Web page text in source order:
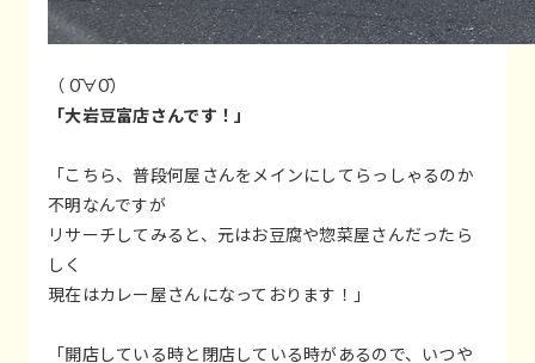
（ Ō∀Ō）
「大岩豆富店さんです！」
「こちら、普段何屋さんをメインにしてらっしゃるのか
不明なんですが
リサーチしてみると、元はお豆腐や惣菜屋さんだったら
しく
現在はカレー屋さんになっております！」
「開店している時と閉店している時があるので、いつや